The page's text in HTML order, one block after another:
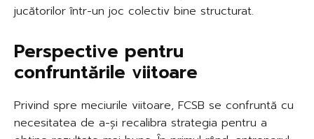
jucătorilor într-un joc colectiv bine structurat.
Perspective pentru
confruntările viitoare
Privind spre meciurile viitoare, FCSB se confruntă cu
necesitatea de a-și recalibra strategia pentru a